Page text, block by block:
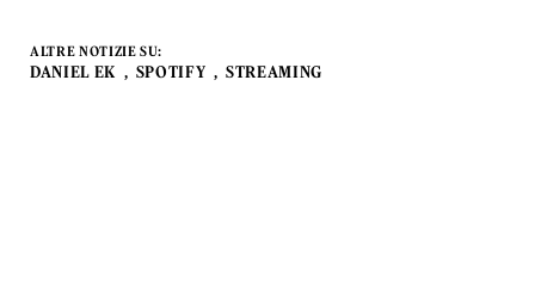
ALTRE NOTIZIE SU:
DANIEL EK SPOTIFY STREAMING